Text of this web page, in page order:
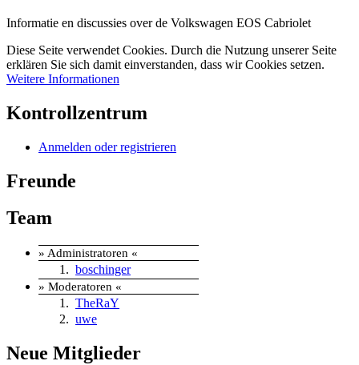
Informatie en discussies over de Volkswagen EOS Cabriolet
Diese Seite verwendet Cookies. Durch die Nutzung unserer Seite
erklären Sie sich damit einverstanden, dass wir Cookies setzen.
Weitere Informationen
Kontrollzentrum
Anmelden oder registrieren
Freunde
Team
» Administratoren «
boschinger
» Moderatoren «
TheRaY
uwe
Neue Mitglieder